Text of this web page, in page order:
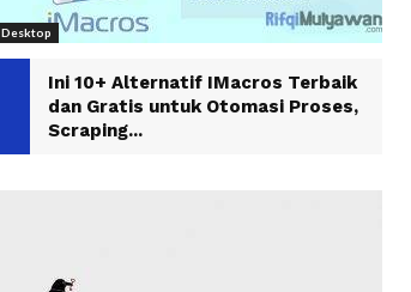
Desktop
Ini 10+ Alternatif IMacros Terbaik
dan Gratis untuk Otomasi Proses,
Scraping...